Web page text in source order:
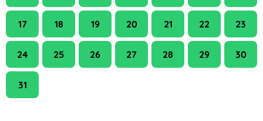
17 18 19 20 21 22 23
24 25 26 27 28 29 30
31